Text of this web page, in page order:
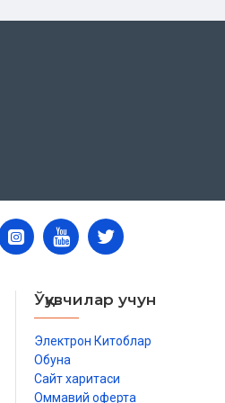
Ўқувчилар учун
Электрон Китоблар
Обуна
Сайт харитаси
Оммавий оферта